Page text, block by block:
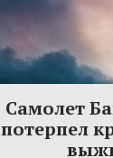
Самолет
потерпел